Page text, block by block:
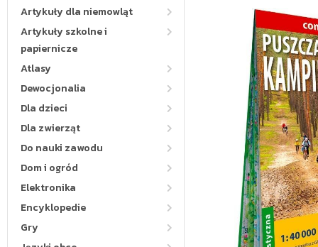
Artykuły dla niemowląt
Artykuły szkolne i
papiernicze
Atlasy
Dewocjonalia
Dla dzieci
Dla zwierząt
Do nauki zawodu
Dom i ogród
Elektronika
Encyklopedie
Gry